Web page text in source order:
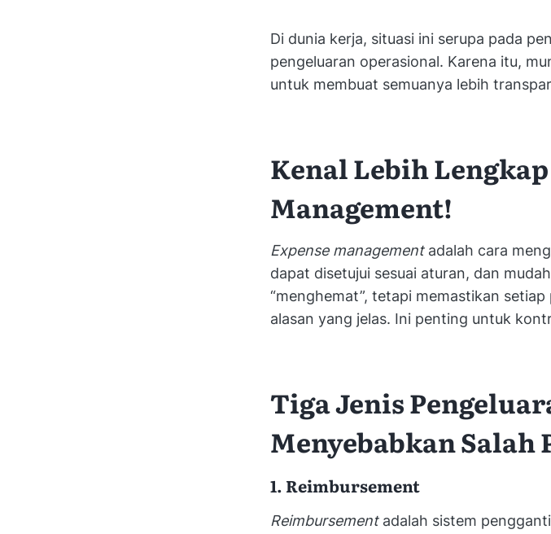
Di dunia kerja, situasi ini serupa pada
pengeluaran operasional. Karena itu,
untuk membuat semuanya lebih
Kenal Lebih
Management!
Expense managementadalah cara
dapat disetujui sesuai aturan, dan
“menghemat”, tetapi memastikan
alasan yang jelas. Ini penting untuk
Tiga Jenis
Menyebabkan Salah
1. Reimbursement
Reimbursementadalah sistem